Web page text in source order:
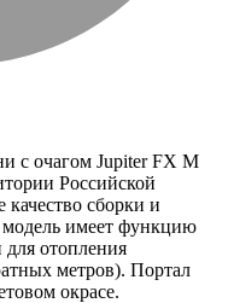
с очагом Jupiter FX M
Российской
качество сборки и
модель имеет функцию
для отопления
метров). Портал
окрасе.